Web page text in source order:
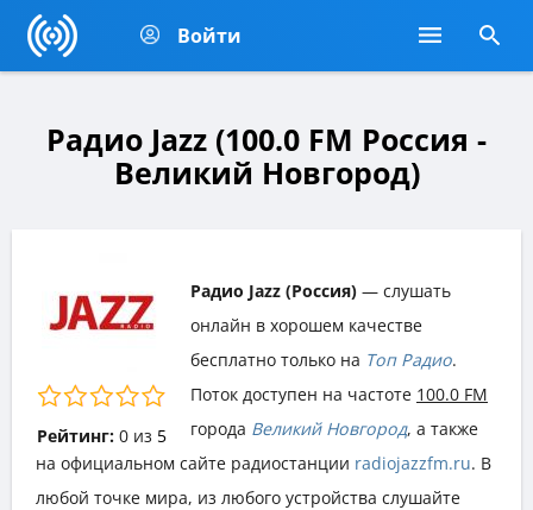
Войти
Радио Jazz (100.0 FM Россия -
Великий Новгород)
Рейтинг: 0из 5
Радио Jazz (Россия) — слушать
онлайн в хорошем качестве
бесплатно только на Топ Радио.
Поток доступен на частоте 100.0 FM
города Великий Новгород, а также
на официальном сайте радиостанции radiojazzfm.ru. В
любой точке мира, из любого устройства слушайте